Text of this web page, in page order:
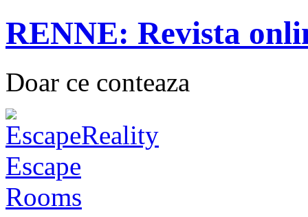
RENNE: Revista
Doar ce conteaza